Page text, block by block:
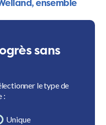
ensemble
sans
le type de
:
Unique